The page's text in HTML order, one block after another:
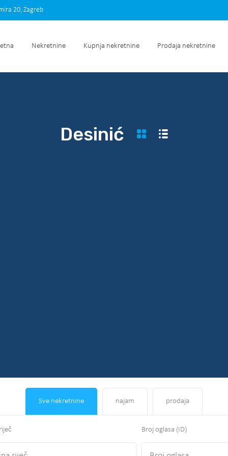
Početna Nekretnine Kupnja nekretnine Prodaja
20, Zagreb
Nekretnine Kupnja nekretnine Prodaja nekretnine
Desinić
Sve nekretnine najam prodaja
Broj oglasa (ID)